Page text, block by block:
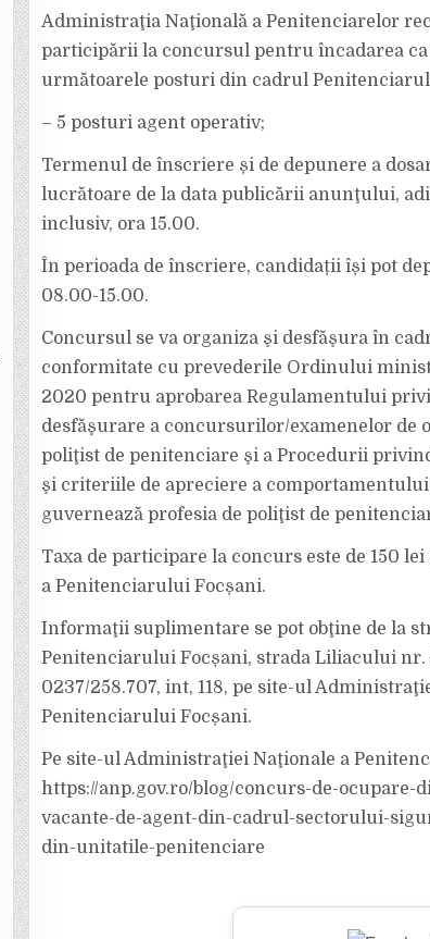
Administraţia Naţională a Penitenciarelor
participării la concursul pentru încadarea
următoarele posturi din cadrul
– 5 posturi agent operativ;
Termenul de înscriere și de depunere a
lucrătoare de la data publicării anunţului,
inclusiv, ora 15.00.
În perioada de înscriere, candidații își pot
08.00-15.00.
Concursul se va organiza şi desfăşura în
conformitate cu prevederile Ordinului
2020 pentru aprobarea Regulamentului
desfăşurare a concursurilor/examenelor de
poliţist de penitenciare şi a Procedurii
şi criteriile de apreciere a
guvernează profesia de poliţist de
Taxa de participare la concurs este de 150
a Penitenciarului Focșani.
Informaţii suplimentare se pot obţine de la
Penitenciarului Focșani, strada Liliacului
0237/258.707, int, 118, pe site-ul
Penitenciarului Focșani.
Pe site-ul Administraţiei Naţionale a
https://anp.gov.ro/blog/concurs-de-ocupare-
vacante-de-agent-din-cadrul-sectorului-
din-unitatile-penitenciare